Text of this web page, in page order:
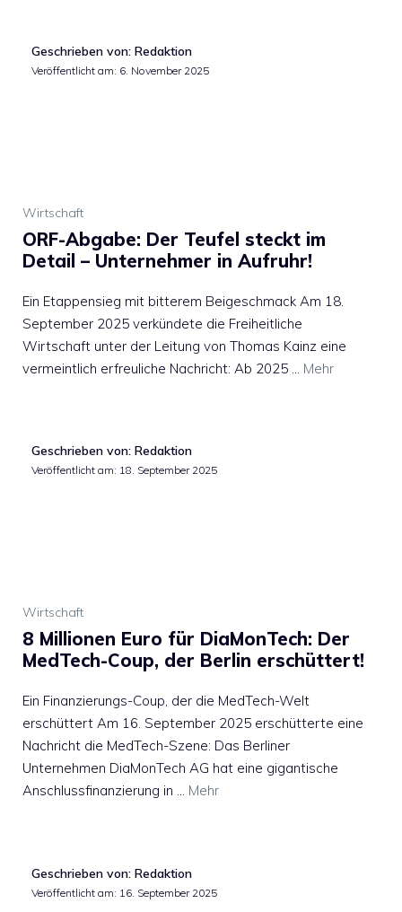
Geschrieben von: Redaktion
Veröffentlicht am: 6. November 2025
Wirtschaft
ORF-Abgabe: Der Teufel steckt im
Detail – Unternehmer in Aufruhr!
Ein Etappensieg mit bitterem Beigeschmack Am 18.
September 2025 verkündete die Freiheitliche
Wirtschaft unter der Leitung von Thomas Kainz eine
vermeintlich erfreuliche Nachricht: Ab 2025 … Mehr
Geschrieben von: Redaktion
Veröffentlicht am: 18. September 2025
Wirtschaft
8 Millionen Euro für DiaMonTech: Der
MedTech-Coup, der Berlin erschüttert!
Ein Finanzierungs-Coup, der die MedTech-Welt
erschüttert Am 16. September 2025 erschütterte eine
Nachricht die MedTech-Szene: Das Berliner
Unternehmen DiaMonTech AG hat eine gigantische
Anschlussfinanzierung in … Mehr
Geschrieben von: Redaktion
Veröffentlicht am: 16. September 2025